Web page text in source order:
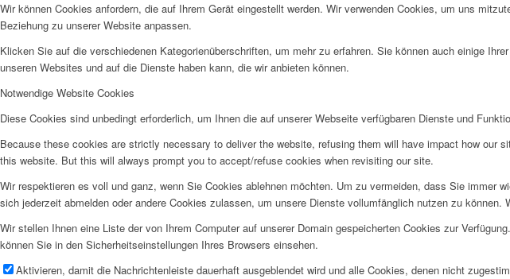
Wir können Cookies anfordern, die auf Ihrem Gerät eingestellt werden. Wir verwenden Cookies, um uns
Beziehung zu unserer Website anpassen.
Klicken Sie auf die verschiedenen Kategorienüberschriften, um mehr zu erfahren. Sie können auch einige
unseren Websites und auf die Dienste haben kann, die wir anbieten können.
Notwendige Website Cookies
Diese Cookies sind unbedingt erforderlich, um Ihnen die auf unserer Webseite verfügbaren Dienste und
Because these cookies are strictly necessary to deliver the website, refusing them will have impact how
this website. But this will always prompt you to accept/refuse cookies when revisiting our site.
Wir respektieren es voll und ganz, wenn Sie Cookies ablehnen möchten. Um zu vermeiden, dass Sie immer
sich jederzeit abmelden oder andere Cookies zulassen, um unsere Dienste vollumfänglich nutzen zu
Wir stellen Ihnen eine Liste der von Ihrem Computer auf unserer Domain gespeicherten Cookies zur
können Sie in den Sicherheitseinstellungen Ihres Browsers einsehen.
Aktivieren, damit die Nachrichtenleiste dauerhaft ausgeblendet wird und alle Cookies, denen nicht